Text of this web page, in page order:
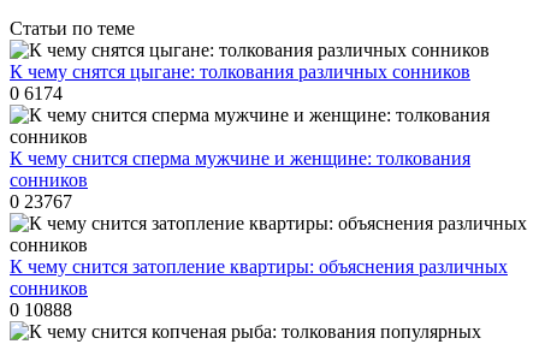
Статьи по теме
К чему снятся цыгане: толкования различных сонников
0 6174
К чему снится сперма мужчине и женщине: толкования
сонников
0 23767
К чему снится затопление квартиры: объяснения различных
сонников
0 10888